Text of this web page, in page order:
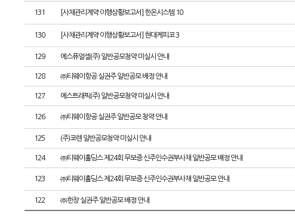
131 [사채관리계약 이행상황보고서] 한온시스템 10
130 [사채관리계약 이행상황보고서] 현대케피코 3
129 에스퓨얼셀(주) 일반공모청약 미실시 안내
128 ㈜티웨이항공 실권주 일반공모 배정 안내
127 에스트래픽(주) 일반공모청약 미실시 안내
126 ㈜티웨이항공 실권주 일반공모 청약 안내
125 (주)코렌 일반공모청약 미실시 안내
124 ㈜티웨이홀딩스 제24회 무보증 신주인수권부사채 일반공모 배정 안내
123 ㈜티웨이홀딩스 제24회 무보증 신주인수권부사채 일반공모 안내
122 ㈜한창 실권주 일반공모 배정 안내